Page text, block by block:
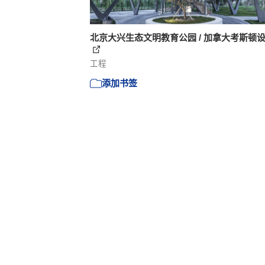
北京大兴生态文明教育公园 / 加拿大考斯顿
工程
添加书签